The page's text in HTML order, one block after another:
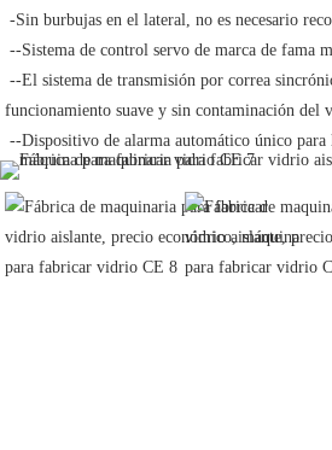
-Sin burbujas en el lateral, no es necesario
--Sistema de control servo de marca de fama
funcionamiento suave y sin contaminación del
--Dispositivo de alarma automático único para